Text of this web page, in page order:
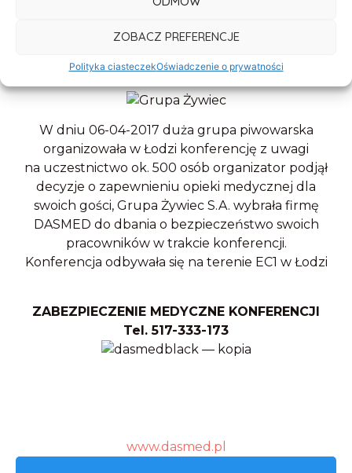
ZOBACZ PREFERENCJE
Polityka ciasteczekOświadczenie o prywatności
W dniu 06-04-2017 duża grupa piwowarska
organizowała w Łodzi konferencję z uwagi
na uczestnictwo ok. 500 osób organizator podjął
decyzje o zapewnieniu opieki medycznej dla
swoich gości, Grupa Żywiec S.A. wybrała firmę
DASMED do dbania o bezpieczeństwo swoich
pracowników w trakcie konferencji.
Konferencja odbywała się na terenie EC1 w Łodzi
ZABEZPIECZENIE MEDYCZNE KONFERENCJI
Tel. 517-333-173
www.dasmed.pl